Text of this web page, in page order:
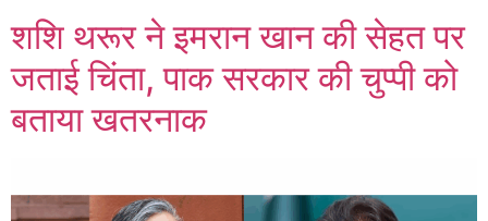
शशि थरूर ने इमरान खान की सेहत पर
जताई चिंता, पाक सरकार की चुप्पी को
बताया खतरनाक